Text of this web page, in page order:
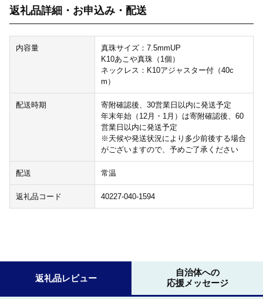
返礼品詳細・お申込み・配送
内容量
真珠サイズ：7.5mmUP
K10あこや真珠（1個）
ネックレス：K10アジャスター付（40c
m）
配送時期
寄附確認後、30営業日以内に発送予定
年末年始（12月・1月）は寄附確認後、60
営業日以内に発送予定
※天候や発送状況により多少前後する場合
がございますので、予めご了承ください
配送 常温
返礼品コード 40227-040-1594
返礼品レビュー
自治体への
応援メッセージ